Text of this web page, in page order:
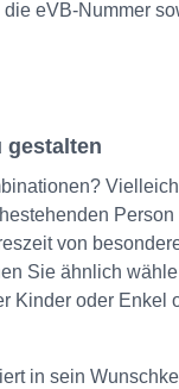
eVB-Nummer
gestalten
von
Sie ähnlich
Kinder oder Enkel
in sein